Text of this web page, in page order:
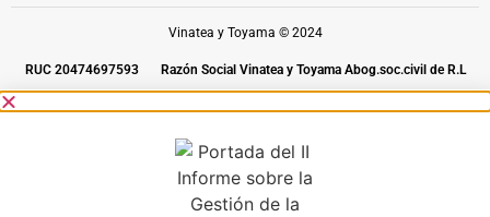
Vinatea y Toyama © 2024
RUC 20474697593 Razón Social Vinatea y Toyama Abog.soc.civil de R.L